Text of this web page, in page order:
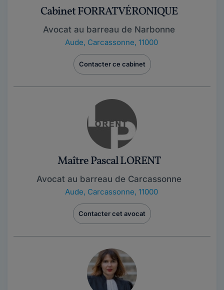
Cabinet FORRAT VÉRONIQUE
Avocat au barreau de Narbonne
Aude, Carcassonne, 11000
Contacter ce cabinet
Maître Pascal LORENT
Avocat au barreau de Carcassonne
Aude, Carcassonne, 11000
Contacter cet avocat